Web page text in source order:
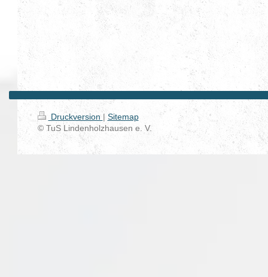
Druckversion | Sitemap
© TuS Lindenholzhausen e. V.